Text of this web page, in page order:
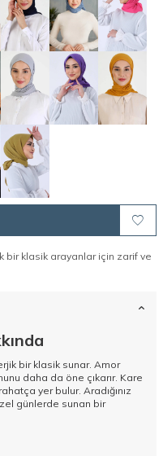
bir klasik arayanlar için zarif ve
bir klasik sunar. Amor
daha da öne çıkarır. Kare
yer bulur. Aradığınız
günlerde sunan bir